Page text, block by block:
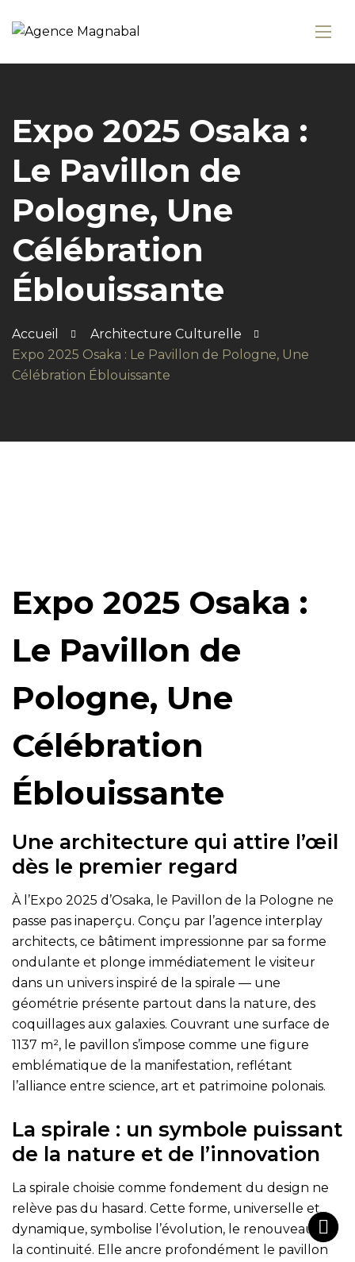
Expo 2025 Osaka :
Le Pavillon de
Pologne, Une
Célébration
Éblouissante
Accueil
Architecture Culturelle
Expo 2025 Osaka : Le Pavillon de Pologne, Une
Célébration Éblouissante
Expo 2025 Osaka :
Le Pavillon de
Pologne, Une
Célébration
Éblouissante
Une architecture qui attire l’œil
dès le premier regard
À l’Expo 2025 d’Osaka, le Pavillon de la Pologne ne
passe pas inaperçu. Conçu par l’agence interplay
architects, ce bâtiment impressionne par sa forme
ondulante et plonge immédiatement le visiteur
dans un univers inspiré de la spirale — une
géométrie présente partout dans la nature, des
coquillages aux galaxies. Couvrant une surface de
1137 m², le pavillon s’impose comme une figure
emblématique de la manifestation, reflétant
l’alliance entre science, art et patrimoine polonais.
La spirale : un symbole puissant
de la nature et de l’innovation
La spirale choisie comme fondement du design ne
relève pas du hasard. Cette forme, universelle et
dynamique, symbolise l’évolution, le renouveau et
la continuité. Elle ancre profondément le pavillon